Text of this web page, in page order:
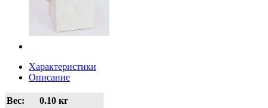
Характеристики
Описание
Вес:
0.10 кг